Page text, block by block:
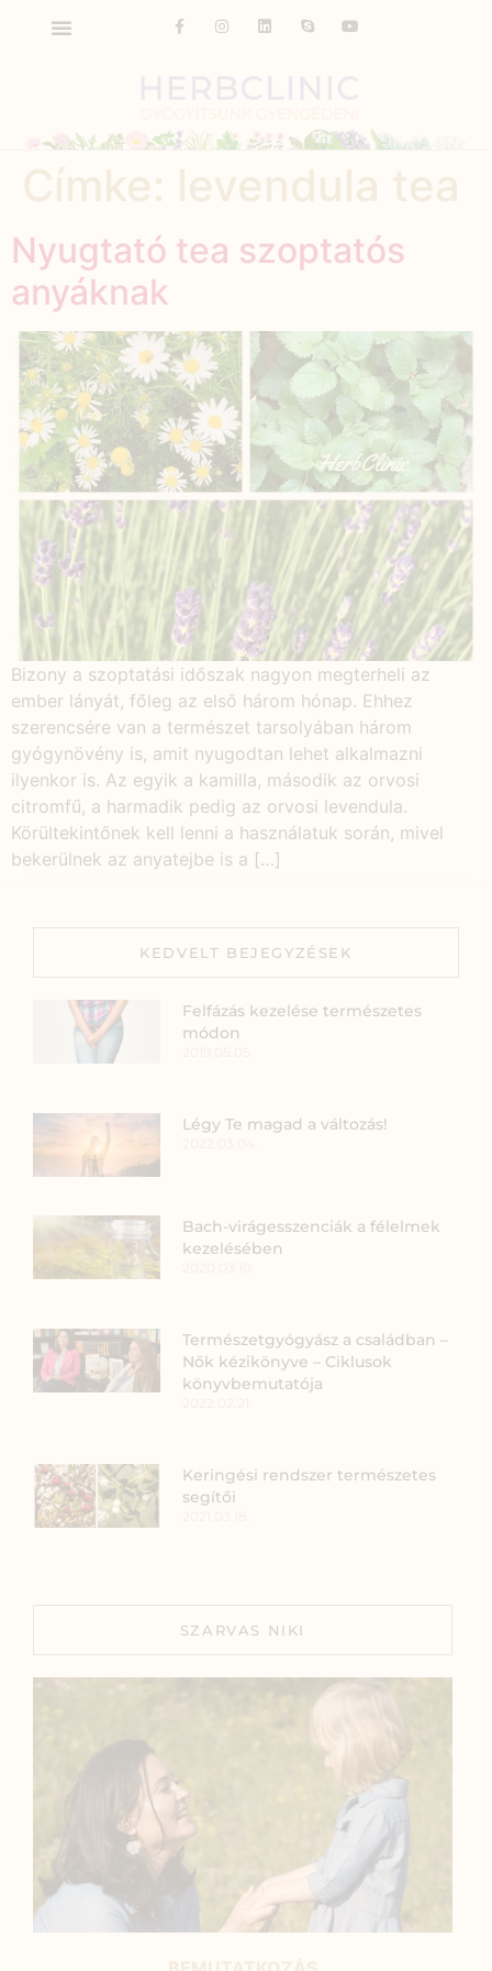
Nyugtató tea szoptatós
anyáknak
Bizony a szoptatási időszak nagyon megterheli az
ember lányát, főleg az első három hónap. Ehhez
szerencsére van a természet tarsolyában három
gyógynövény is, amit nyugodtan lehet alkalmazni
ilyenkor is. Az egyik a kamilla, második az orvosi
citromfű, a harmadik pedig az orvosi levendula.
Körültekintőnek kell lenni a használatuk során, mivel
bekerülnek az anyatejbe is a […]
KEDVELT BEJEGYZÉSEK
Felfázás kezelése természetes
módon
Légy Te magad a változás!
Bach-virágesszenciák a félelmek
kezelésében
Természetgyógyász a családban –
Nők kézikönyve – Ciklusok
könyvbemutatója
Keringési rendszer természetes
segítői
SZARVAS NIKI